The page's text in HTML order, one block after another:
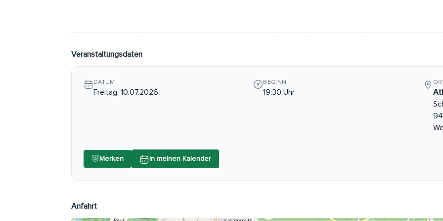
Veranstaltungsdaten
DATUM
Freitag, 10.07.2026
BEGINN
19:30 Uhr
Merken In meinen Kalender
Anfahrt